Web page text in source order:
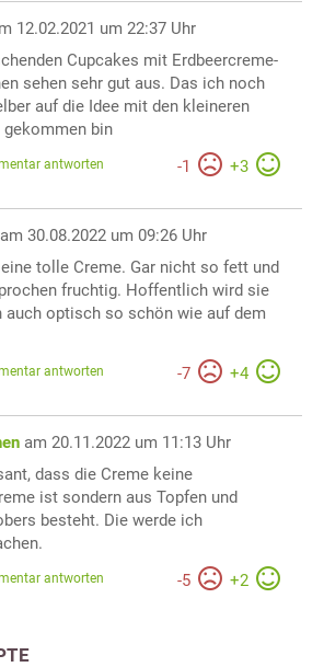
12.02.2021 um 22:37 Uhr
Cupcakes mit Erdbeercreme-
sehen sehr gut aus. Das ich noch
auf die Idee mit den kleineren
bin
-1 +3
antworten
am 30.08.2022 um 09:26 Uhr
tolle Creme. Gar nicht so fett und
fruchtig. Hoffentlich wird sie
auch optisch so schön wie auf dem
-7 +4
antworten
am 20.11.2022 um 11:13 Uhr
dass die Creme keine
ist sondern aus Topfen und
besteht. Die werde ich
-5 +2
antworten